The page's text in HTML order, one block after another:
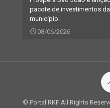
pacote de investimentos
município.
08/06/2026
© Portal RKF All Rights